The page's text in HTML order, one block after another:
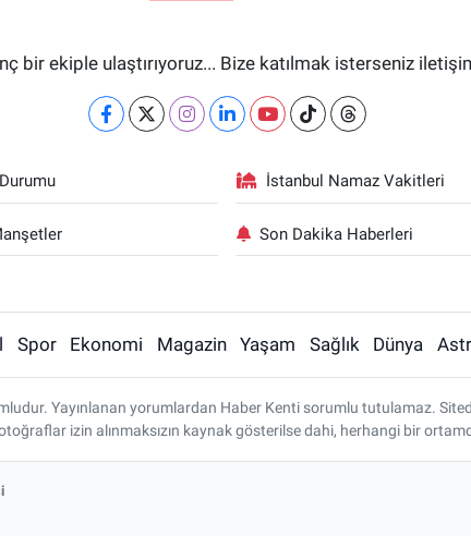
bir ekiple ulaştırıyoruz... Bize katılmak isterseniz
İstanbul Namaz Vakitleri
Son Dakika Haberleri
Spor Ekonomi Magazin Yaşam Sağlık Dünya
Yayınlanan yorumlardan Haber Kenti sorumlu tutulamaz.
izin alınmaksızın kaynak gösterilse dahi, herhangi bir